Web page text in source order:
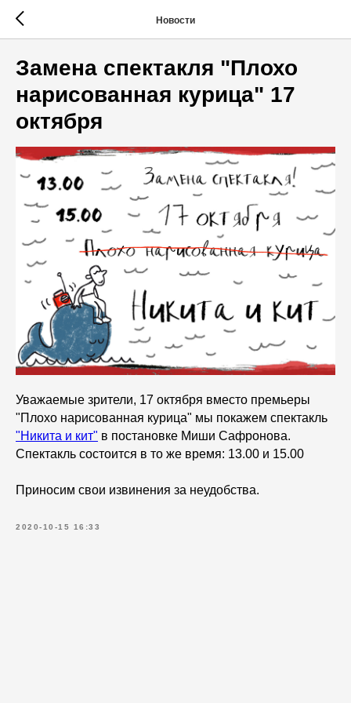
Новости
Замена спектакля "Плохо
нарисованная курица" 17
октября
Уважаемые зрители, 17 октября вместо премьеры
"Плохо нарисованная курица" мы покажем спектакль
"Никита и кит" в постановке Миши Сафронова.
Спектакль состоится в то же время: 13.00 и 15.00
Приносим свои извинения за неудобства.
2020-10-15 16:33